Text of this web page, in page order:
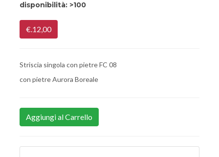
disponibilità: >100
€.12,00
Striscia singola con pietre FC 08
con pietre Aurora Boreale
Aggiungi al Carrello